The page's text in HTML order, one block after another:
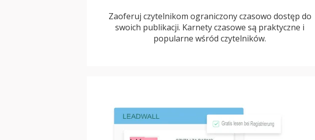
Zaoferuj czytelnikom ograniczony czasowo dostęp do
swoich publikacji. Karnety czasowe są praktyczne i
popularne wśród czytelników.